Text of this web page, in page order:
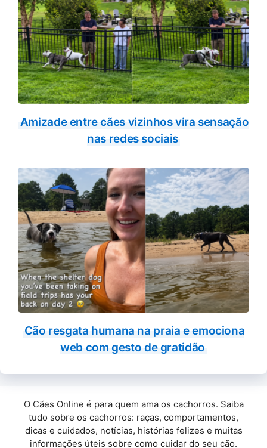
Amizade entre cães vizinhos vira sensação
nas redes sociais
Cão resgata humana na praia e emociona
web com gesto de gratidão
O Cães Online é para quem ama os cachorros. Saiba
tudo sobre os cachorros: raças, comportamentos,
dicas e cuidados, notícias, histórias felizes e muitas
informações úteis sobre como cuidar do seu cão.